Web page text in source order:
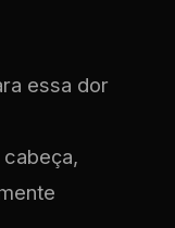
essa dor